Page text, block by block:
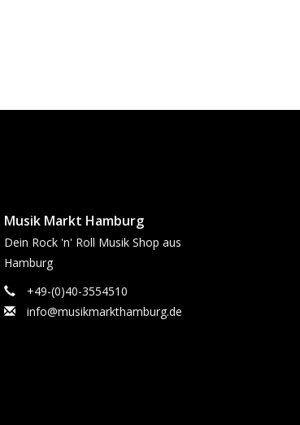
Musik Markt Hamburg
Dein Rock 'n' Roll Musik Shop aus
Hamburg
+49-(0)40-3554510
info@musikmarkthamburg.de